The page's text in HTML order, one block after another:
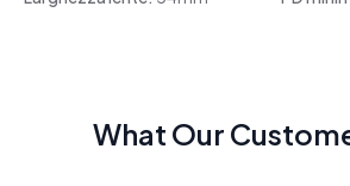
What Our